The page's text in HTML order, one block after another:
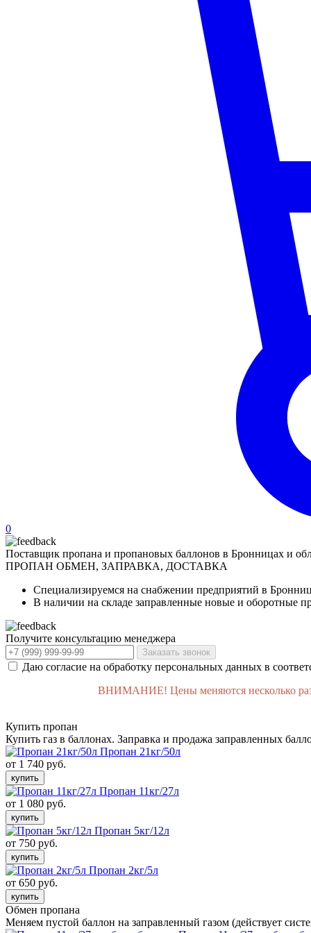
0
Поставщик пропана и пропановых баллонов в Бронницах и
ПРОПАН ОБМЕН, ЗАПРАВКА, ДОСТАВКА
Специализируемся на снабжении предприятий в
В наличии на складе заправленные новые и оборотные
Получите консультацию менеджера
Заказать звонок
Даю согласие на обработку персональных данных в
ВНИМАНИЕ! Цены меняются несколько раз
Купить пропан
Купить газ в баллонах. Заправка и продажа заправленных
Пропан 21кг/50л
от 1 740 руб.
купить
Пропан 11кг/27л
от 1 080 руб.
купить
Пропан 5кг/12л
от 750 руб.
купить
Пропан 2кг/5л
от 650 руб.
купить
Обмен пропана
Меняем пустой баллон на заправленный газом (действует